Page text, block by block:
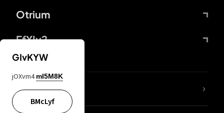
Otrium
FfYIy2
65A04M
GIvKYW
jOXvm4 mI5M8K
BMcLyf